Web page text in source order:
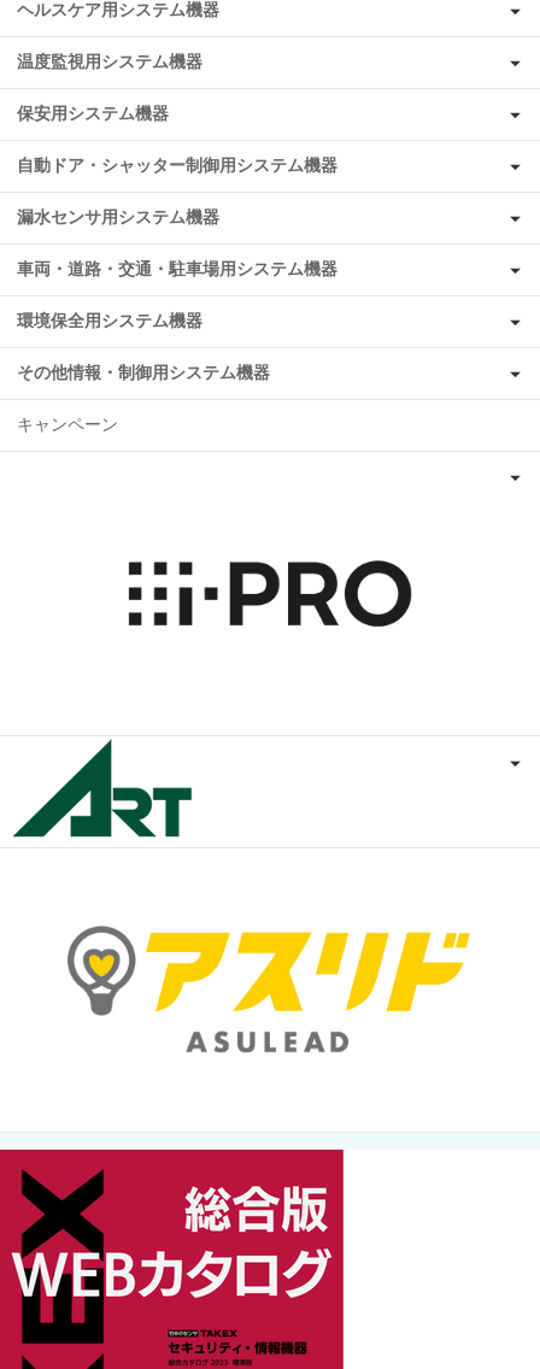
ヘルスケア用システム機器
温度監視用システム機器
保安用システム機器
自動ドア・シャッター制御用システム機器
漏水センサ用システム機器
車両・道路・交通・駐車場用システム機器
環境保全用システム機器
その他情報・制御用システム機器
キャンペーン